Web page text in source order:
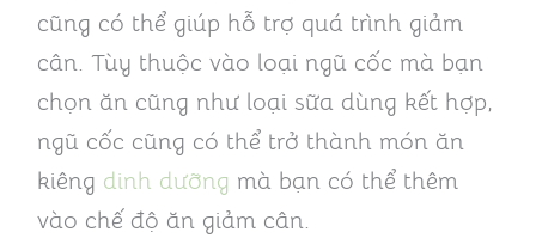
cũng có thể giúp hỗ trợ quá trình giảm
cân. Tùy thuộc vào loại ngũ cốc mà bạn
chọn ăn cũng như loại sữa dùng kết hợp,
ngũ cốc cũng có thể trở thành món ăn
kiêng dinh dưỡng mà bạn có thể thêm
vào chế độ ăn giảm cân.